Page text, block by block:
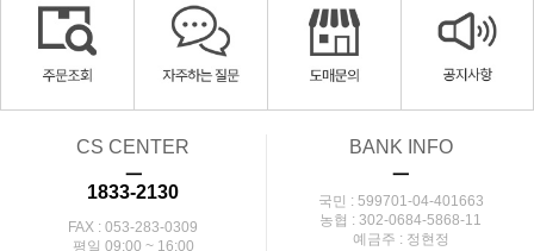
CS CENTER
ㅡ
1833-2130
FAX : 053-283-0309
평일 09:00 ~ 16:00
BANK INFO
ㅡ
국민 : 599701-04-401663
농협 : 302-0684-5868-11
예금주 : 정현정